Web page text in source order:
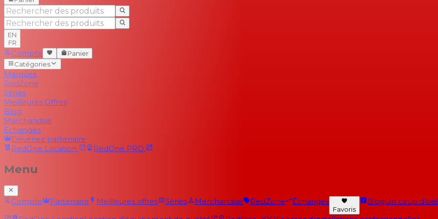
EN
FR
Compte
Panier
Catégories
Marques
RedZone
Séries
Meilleures Offres
Blog
Marchandise
Échanges
Devenez partenaire
RedOne Location RedOne PRO
Menu
Compte Partenaire Meilleures offres Séries Merchandise RedZone Échanges
Favoris
BlogUn coup